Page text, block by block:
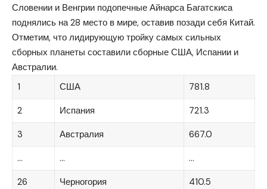
Словении и Венгрии подопечные Айнарса Багатскиса
поднялись на 28 место в мире, оставив позади себя Китай.
Отметим, что лидирующую тройку самых сильных
сборных планеты составили сборные США, Испании и
Австралии.
1
США
781.8
2
Испания
721.3
3
Австралия
667.0
…
…
…
26
Черногория
410.5